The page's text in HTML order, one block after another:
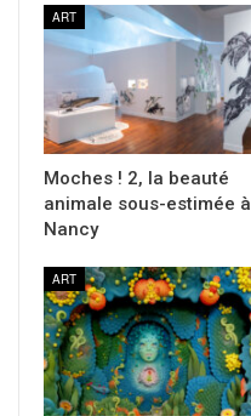
ART
Moches ! 2, la beauté
animale sous-estimée à
Nancy
ART